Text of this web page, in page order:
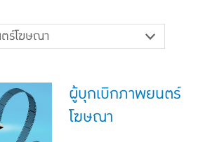
บช่วงอายุ
ระกัน
ร์โฆษณา
ผู้บุกเบิกภาพยนตร์
โฆษณา